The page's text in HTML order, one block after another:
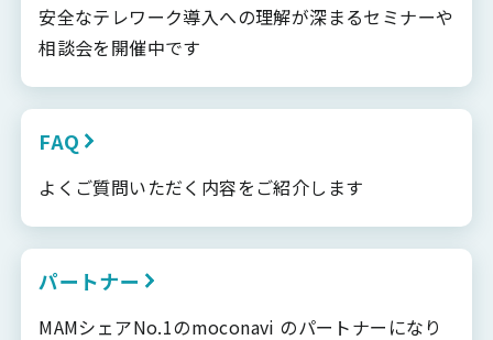
安全なテレワーク導入への理解が深まるセミナーや
相談会を開催中です
FAQ
よくご質問いただく内容をご紹介します
パートナー
MAMシェアNo.1のmoconavi のパートナーになり